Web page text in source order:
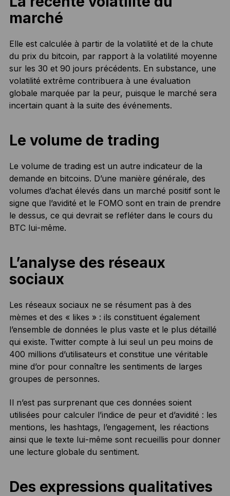
marché
Elle est calculée à partir de la volatilité et de la chute
du prix du bitcoin, par rapport à la volatilité moyenne
sur les 30 et 90 jours précédents. En substance, une
volatilité extrême contribuera à une évaluation
globale marquée par la peur, puisque le marché sera
incertain quant à la suite des événements.
Le volume de trading
Le volume de trading est un autre indicateur de la
demande en bitcoins. D’une manière générale, des
volumes d’achat élevés dans un marché positif sont le
signe que l’avidité et le FOMO sont en train de prendre
le dessus, ce qui devrait se refléter dans le cours du
BTC lui-même.
L’analyse des réseaux
sociaux
Les réseaux sociaux ne se résument pas à des
mèmes et des « likes » : ils constituent également
l’ensemble de données le plus vaste et le plus détaillé
qui existe. Twitter compte à lui seul un peu moins de
400 millions d’utilisateurs et constitue une véritable
mine d’or pour connaître les sentiments de larges
groupes de personnes.
Il n’est pas surprenant que ces données soient
utilisées pour calculer l’indice de peur et d’avidité : les
mentions, les hashtags, l’engagement, les réactions
ainsi que le texte lui-même sont recueillis pour donner
une lecture globale du sentiment.
Des expressions qualitatives